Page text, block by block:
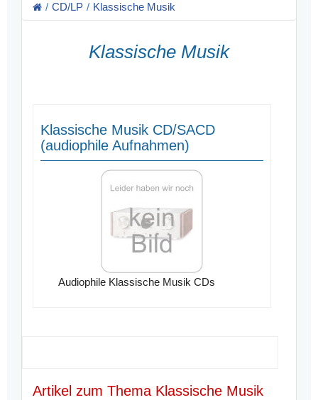
CD/LP Klassische Musik
Klassische Musik
Klassische Musik CD/SACD
(audiophile Aufnahmen)
Audiophile Klassische Musik CDs
Artikel zum Thema Klassische Musik